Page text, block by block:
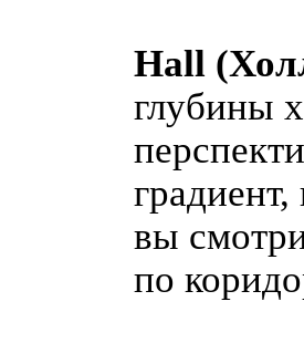
Hall
глубины
градиент,
вы
по